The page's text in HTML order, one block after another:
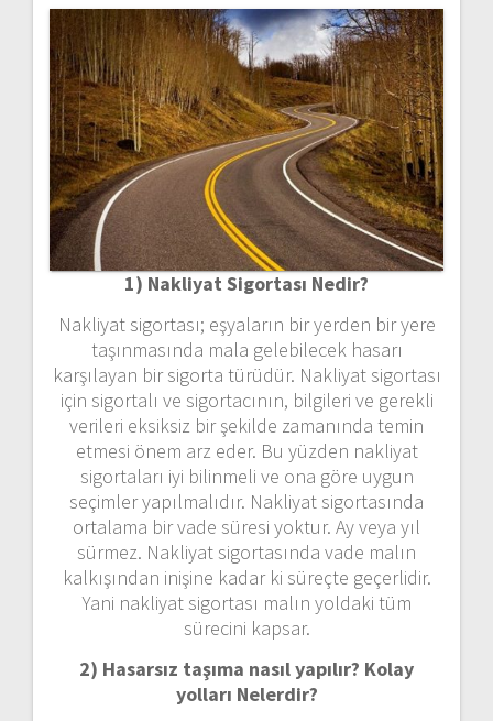
1) Nakliyat Sigortası Nedir?
Nakliyat sigortası; eşyaların bir yerden bir yere
taşınmasında mala gelebilecek hasarı
karşılayan bir sigorta türüdür. Nakliyat sigortası
için sigortalı ve sigortacının, bilgileri ve gerekli
verileri eksiksiz bir şekilde zamanında temin
etmesi önem arz eder. Bu yüzden nakliyat
sigortaları iyi bilinmeli ve ona göre uygun
seçimler yapılmalıdır. Nakliyat sigortasında
ortalama bir vade süresi yoktur. Ay veya yıl
sürmez. Nakliyat sigortasında vade malın
kalkışından inişine kadar ki süreçte geçerlidir.
Yani nakliyat sigortası malın yoldaki tüm
sürecini kapsar.
2) Hasarsız taşıma nasıl yapılır? Kolay
yolları Nelerdir?